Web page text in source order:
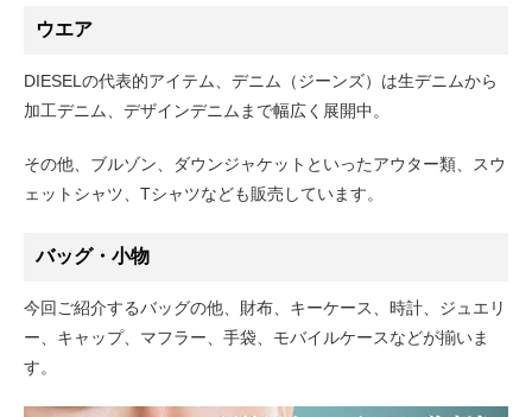
ウエア
DIESELの代表的アイテム、デニム（ジーンズ）は生デニムから
加工デニム、デザインデニムまで幅広く展開中。
その他、ブルゾン、ダウンジャケットといったアウター類、スウ
ェットシャツ、Tシャツなども販売しています。
バッグ・小物
今回ご紹介するバッグの他、財布、キーケース、時計、ジュエリ
ー、キャップ、マフラー、手袋、モバイルケースなどが揃いま
す。